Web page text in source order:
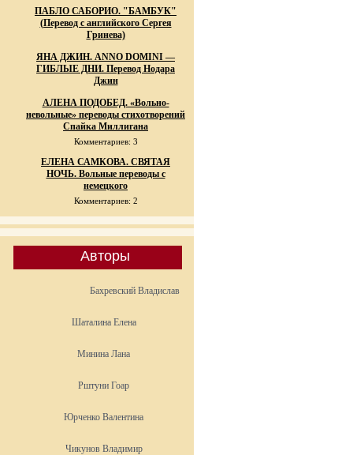
ПАБЛО САБОРИО. "БАМБУК"
(Перевод с английского Сергея
Гринева)
ЯНА ДЖИН. ANNO DOMINI —
ГИБЛЫЕ ДНИ. Перевод Нодара
Джин
АЛЕНА ПОДОБЕД. «Вольно-
невольные» переводы стихотворений
Спайка Миллигана
Комментариев: 3
ЕЛЕНА САМКОВА. СВЯТАЯ
НОЧЬ. Вольные переводы с
немецкого
Комментариев: 2
Авторы
Бахревский Владислав
Шаталина Елена
Минина Лана
Рштуни Гоар
Юрченко Валентина
Чикунов Владимир